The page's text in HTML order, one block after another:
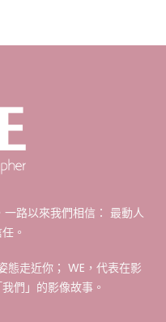
路以來我們相信： 最動人
。
態走近你； WE，代表在影
們」的影像故事。